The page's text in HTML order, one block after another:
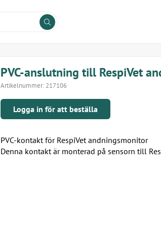
PVC-anslutning till RespiVet
Artikelnummer: 217106
Logga in för att beställa
PVC-kontakt för RespiVet andningsmonitor
Denna kontakt är monterad på sensorn till